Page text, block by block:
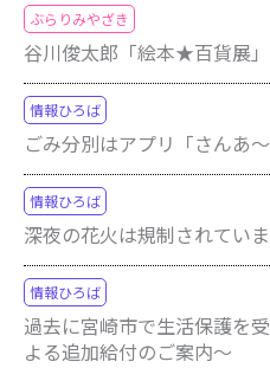
ぶらりみやざき
谷川俊太郎「絵本★百貨展」
情報ひろば
ごみ分別はアプリ「さんあ
情報ひろば
深夜の花火は規制されてい
情報ひろば
過去に宮崎市で生活保護を
よる追加給付のご案内～